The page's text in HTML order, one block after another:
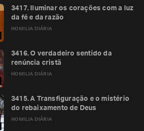
HOMILIA DIÁRIA
3417. Iluminar os corações com a luz
da fé e da razão
HOMILIA DIÁRIA
3416. O verdadeiro sentido da
renúncia cristã
HOMILIA DIÁRIA
3415. A Transfiguração e o mistério
do rebaixamento de Deus